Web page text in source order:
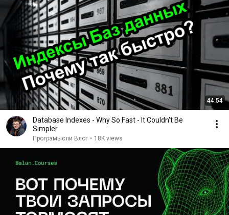
44:54
Database Indexes - Why So Fast - It Couldn't Be
Simpler
Програмысли Влог • 18K views